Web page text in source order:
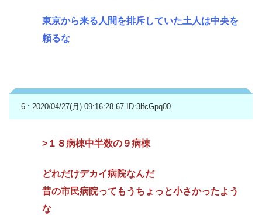
東京から来る人間を排斥していた土人は中央を
頼るな
6 : 2020/04/27(月) 09:16:28.67 ID:3lfcGpq00
>１８病棟中半数の９病棟
どれだけデカイ病院なんだ
昔の市民病院ってもうちょっと小さかったよう
な